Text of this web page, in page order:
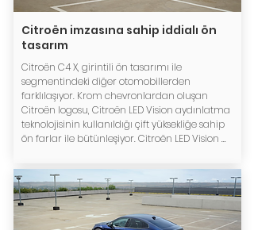
Citroën imzasına sahip iddialı ön
tasarım
Citroën C4 X, girintili ön tasarımı ile
segmentindeki diğer otomobillerden
farklılaşıyor. Krom chevronlardan oluşan
Citroën logosu, Citroën LED Vision aydınlatma
teknolojisinin kullanıldığı çift yüksekliğe sahip
ön farlar ile bütünleşiyor. Citroën LED Vision
otomobilin teknolojik DNA’sını güçlendiriyor.